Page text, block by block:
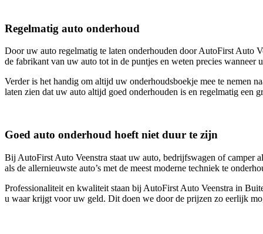
Regelmatig auto onderhoud
Door uw auto regelmatig te laten onderhouden door AutoFirst Auto
de fabrikant van uw auto tot in de puntjes en weten precies wanneer
Verder is het handig om altijd uw onderhoudsboekje mee te nemen
laten zien dat uw auto altijd goed onderhouden is en regelmatig een
Goed auto onderhoud hoeft niet duur te zijn
Bij AutoFirst Auto Veenstra staat uw auto, bedrijfswagen of camper
als de allernieuwste auto’s met de meest moderne techniek te
Professionaliteit en kwaliteit staan bij AutoFirst Auto Veenstra in
u waar krijgt voor uw geld. Dit doen we door de prijzen zo eerlijk